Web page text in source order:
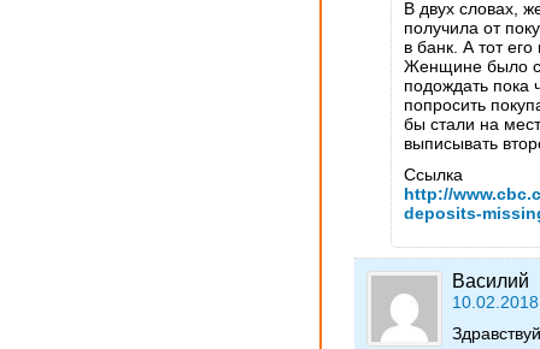
В двух словах,
получила от
в банк. А тот
Женщине было
подождать пока
попросить
бы стали на
выписывать
Ссылка
http://
deposits-
Василий